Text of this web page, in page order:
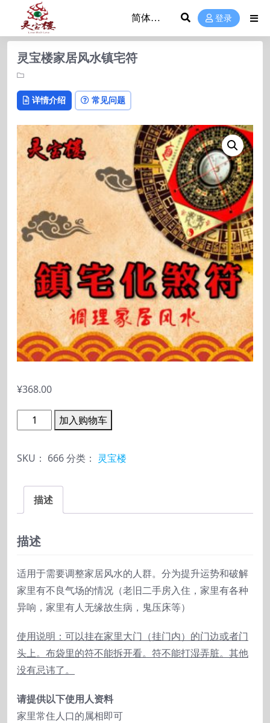
登录
灵宝楼家居风水镇宅符
详情介绍 常见问题
¥368.00
宝
楼
居
镇
符
数
量
加入购物车
SKU： 666分类： 灵宝楼
描述
描述
适用于需要调整家居风水的人群。分为提升运势和破解
家里有不良气场的情况（老旧二手房入住，家里有各种
异响，家里有人无缘故生病，鬼压床等）
使用说明：可以挂在家里大门（挂门内）的门边或者门
头上。布袋里的符不能拆开看。符不能打湿弄脏。其他
没有忌讳了。
请提供以下使用人资料
家里常住人口的属相即可